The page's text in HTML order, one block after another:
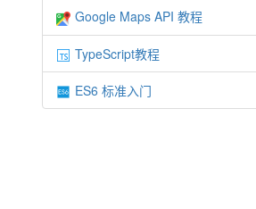
Google Maps API 教程
TypeScript教程
ES6 标准入门